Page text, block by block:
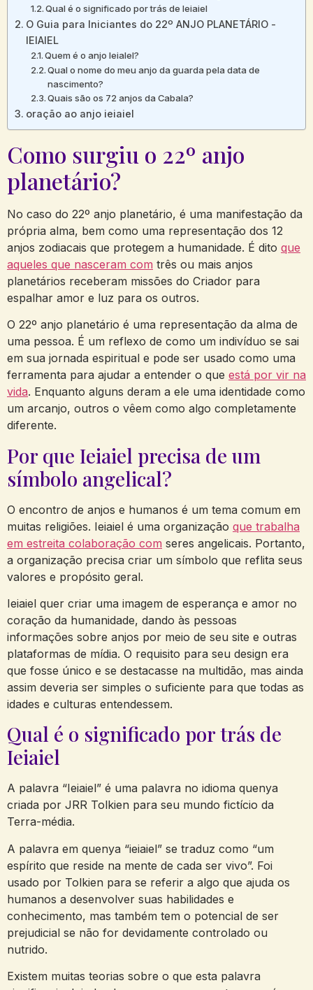
Qual é o significado por trás de Ieiaiel
O Guia para Iniciantes do 22º ANJO PLANETÁRIO -
IEIAIEL
Quem é o anjo Ieialel?
Qual o nome do meu anjo da guarda pela data de
nascimento?
Quais são os 72 anjos da Cabala?
oração ao anjo ieiaiel
Como surgiu o 22º anjo
planetário?
No caso do 22º anjo planetário, é uma manifestação da
própria alma, bem como uma representação dos 12
anjos zodiacais que protegem a humanidade. É dito que
aqueles que nasceram com três ou mais anjos
planetários receberam missões do Criador para
espalhar amor e luz para os outros.
O 22º anjo planetário é uma representação da alma de
uma pessoa. É um reflexo de como um indivíduo se sai
em sua jornada espiritual e pode ser usado como uma
ferramenta para ajudar a entender o que está por vir na
vida. Enquanto alguns deram a ele uma identidade como
um arcanjo, outros o vêem como algo completamente
diferente.
Por que Ieiaiel precisa de um
símbolo angelical?
O encontro de anjos e humanos é um tema comum em
muitas religiões. Ieiaiel é uma organização que trabalha
em estreita colaboração com seres angelicais. Portanto,
a organização precisa criar um símbolo que reflita seus
valores e propósito geral.
Ieiaiel quer criar uma imagem de esperança e amor no
coração da humanidade, dando às pessoas
informações sobre anjos por meio de seu site e outras
plataformas de mídia. O requisito para seu design era
que fosse único e se destacasse na multidão, mas ainda
assim deveria ser simples o suficiente para que todas as
idades e culturas entendessem.
Qual é o significado por trás de
Ieiaiel
A palavra “Ieiaiel” é uma palavra no idioma quenya
criada por JRR Tolkien para seu mundo fictício da
Terra-média.
A palavra em quenya “ieiaiel” se traduz como “um
espírito que reside na mente de cada ser vivo”. Foi
usado por Tolkien para se referir a algo que ajuda os
humanos a desenvolver suas habilidades e
conhecimento, mas também tem o potencial de ser
prejudicial se não for devidamente controlado ou
nutrido.
Existem muitas teorias sobre o que esta palavra